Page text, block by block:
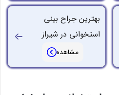
بهترین جراح بینی
استخوانی در شیراز